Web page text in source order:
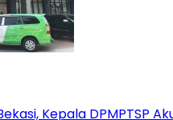
Kepala DPMPTSP